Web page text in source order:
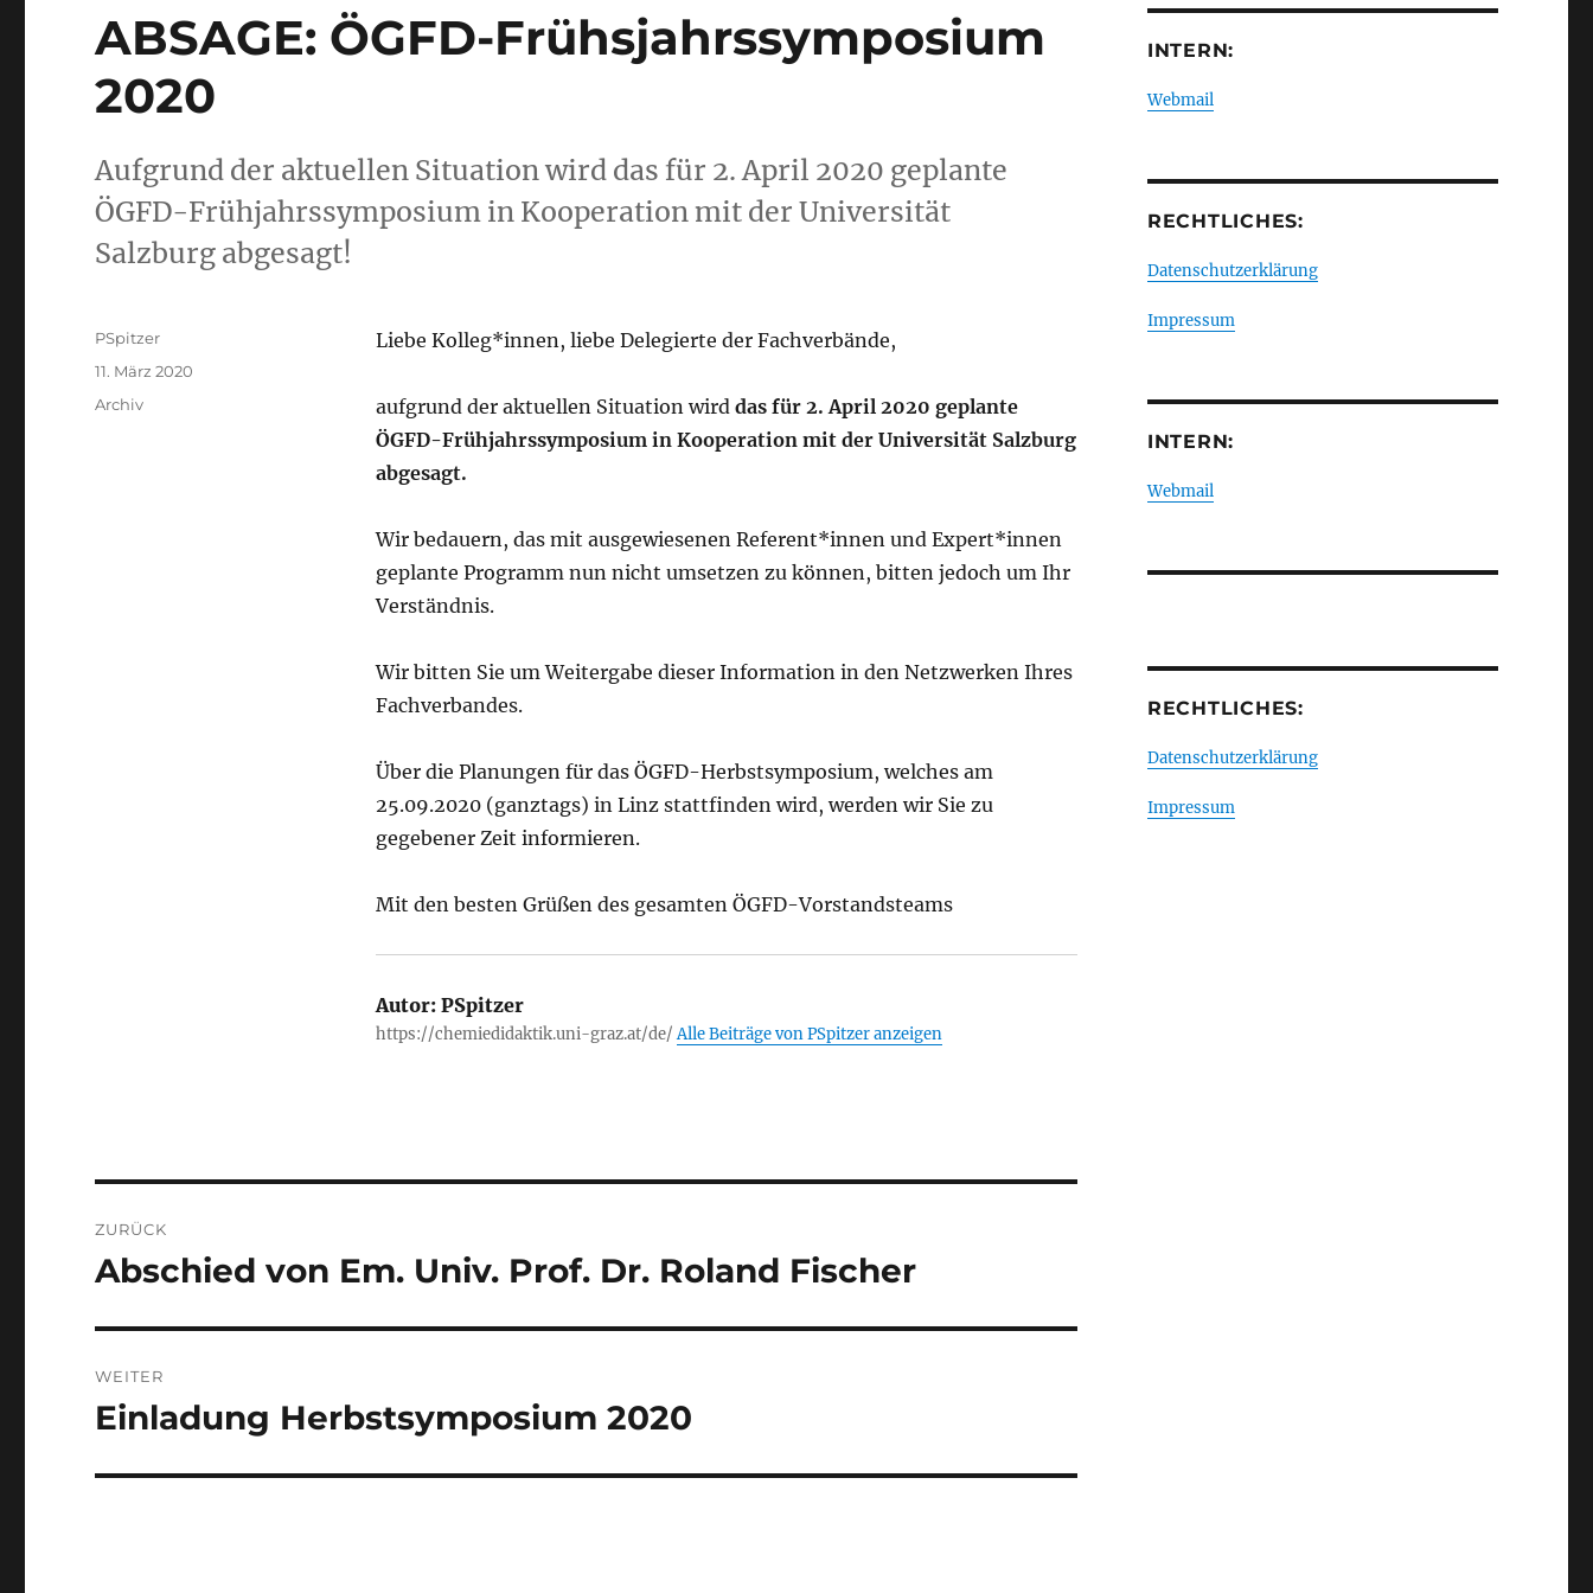
ABSAGE: ÖGFD-Frühsjahrssymposium
2020
Aufgrund der aktuellen Situation wird das für 2. April 2020 geplante
ÖGFD-Frühjahrssymposium in Kooperation mit der Universität
Salzburg abgesagt!
Liebe Kolleg*innen, liebe Delegierte der Fachverbände,
aufgrund der aktuellen Situation wird das für 2. April 2020 geplante
ÖGFD-Frühjahrssymposium in Kooperation mit der Universität Salzburg
abgesagt.
Wir bedauern, das mit ausgewiesenen Referent*innen und Expert*innen
geplante Programm nun nicht umsetzen zu können, bitten jedoch um Ihr
Verständnis.
Wir bitten Sie um Weitergabe dieser Information in den Netzwerken Ihres
Fachverbandes.
Über die Planungen für das ÖGFD-Herbstsymposium, welches am
25.09.2020 (ganztags) in Linz stattfinden wird, werden wir Sie zu
gegebener Zeit informieren.
Mit den besten Grüßen des gesamten ÖGFD-Vorstandsteams
Autor:PSpitzer
https://chemiedidaktik.uni-graz.at/de/Alle Beiträge von PSpitzer anzeigen
Autor
PSpitzer
Veröffentlicht
11. März 2020
Kategorien
Archiv
ZURÜCK
Vorheriger
Abschied von Em. Univ. Prof. Dr. Roland Fischer
WEITER
Nächster
Einladung Herbstsymposium 2020
INTERN:
Webmail
RECHTLICHES:
Datenschutzerklärung
Impressum
INTERN:
Webmail
RECHTLICHES:
Datenschutzerklärung
Impressum